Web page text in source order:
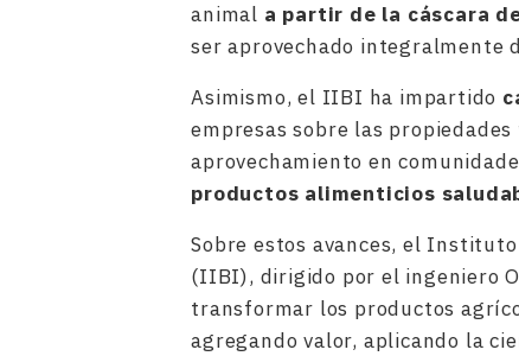
animal a partir de la cáscara
ser aprovechado integralmente
Asimismo, el IIBI ha impartido
empresas sobre las propiedades
aprovechamiento en
productos alimenticios
Sobre estos avances, el
(IIBI), dirigido por el ingeniero
transformar los productos
agregando valor, aplicando la